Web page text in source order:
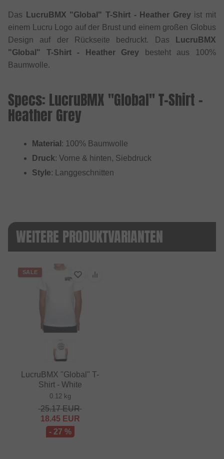
Das LucruBMX "Global" T-Shirt - Heather Greyist mit
einem Lucru Logo auf der Brust und einem großen Globus
Design auf der Rückseite bedruckt. Das
LucruBMX
"Global" T-Shirt - Heather Grey besteht aus 100%
Baumwolle.
Specs: LucruBMX "Global" T-Shirt -
Heather Grey
Material : 100% Baumwolle
Druck: Vorne & hinten, Siebdruck
Style: Langgeschnitten
WEITERE PRODUKTVARIANTEN
SALE
LucruBMX "Global" T-
Shirt - White
0.12 kg
25.17EUR
18.45 EUR
- 27 %